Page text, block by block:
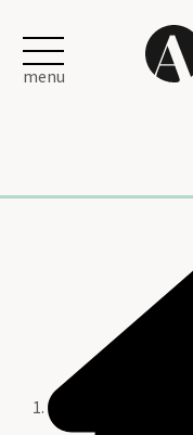
menu